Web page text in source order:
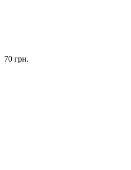
70 грн.